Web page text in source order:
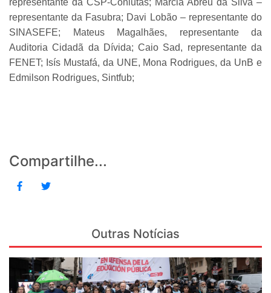
representante da Fasubra; Davi Lobão – representante do
SINASEFE; Mateus Magalhães, representante da
Auditoria Cidadã da Dívida; Caio Sad, representante da
FENET; Isís Mustafá, da UNE, Mona Rodrigues, da UnB e
Edmilson Rodrigues, Sintfub;
Compartilhe...
Outras Notícias